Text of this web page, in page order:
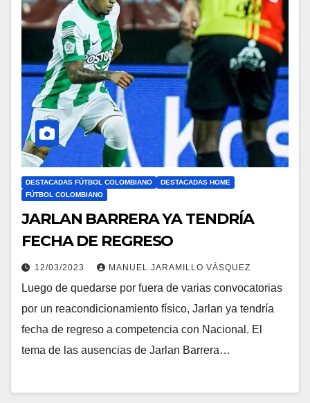
DESTACADAS FÚTBOL COLOMBIANO
DESTACADAS HOME
FÚTBOL COLOMBIANO
JARLAN BARRERA YA TENDRÍA
FECHA DE REGRESO
12/03/2023 MANUEL JARAMILLO VÁSQUEZ
Luego de quedarse por fuera de varias convocatorias
por un reacondicionamiento físico, Jarlan ya tendría
fecha de regreso a competencia con Nacional. El
tema de las ausencias de Jarlan Barrera…